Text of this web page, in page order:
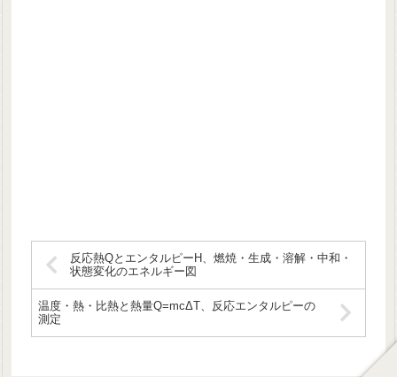
反応熱QとエンタルピーH、燃焼・生成・溶解・中和・
状態変化のエネルギー図
温度・熱・比熱と熱量Q=mcΔT、反応エンタルピーの
測定